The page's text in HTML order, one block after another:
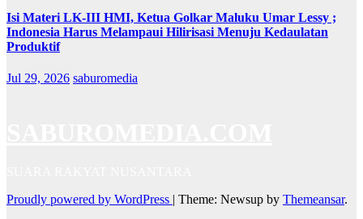
Isi Materi LK-III HMI, Ketua Golkar Maluku Umar Lessy ;
Indonesia Harus Melampaui Hilirisasi Menuju Kedaulatan
Produktif
Jul 29, 2026 saburomedia
Proudly powered by WordPress | Theme: Newsup by Themeansar.